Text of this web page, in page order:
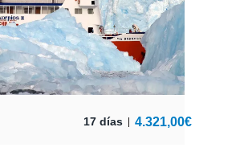
17 días 4.321,00€